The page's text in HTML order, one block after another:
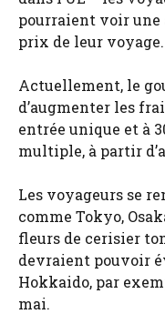
pourraient voir
prix de leur voyage.
Actuellement, le
d’augmenter les
entrée unique et à
multiple, à partir
Les voyageurs se
comme Tokyo,
fleurs de cerisier
devraient pouvoir
Hokkaido, par
mai.